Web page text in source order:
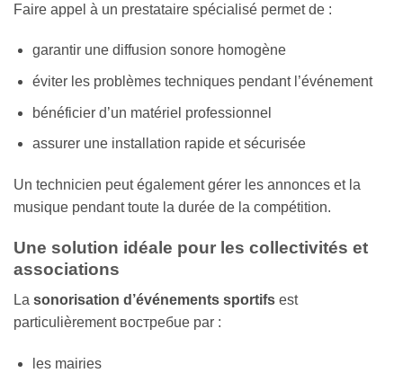
Faire appel à un prestataire spécialisé permet de :
garantir une diffusion sonore homogène
éviter les problèmes techniques pendant l’événement
bénéficier d’un matériel professionnel
assurer une installation rapide et sécurisée
Un technicien peut également gérer les annonces et la
musique pendant toute la durée de la compétition.
Une solution idéale pour les collectivités et
associations
La sonorisation d’événements sportifs est
particulièrement востребue par :
les mairies